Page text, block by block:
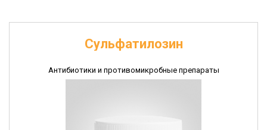
Сульфатилозин
Антибиотики и противомикробные препараты